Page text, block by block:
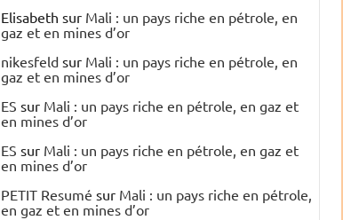
Elisabeth sur Mali : un pays riche en pétrole, en
gaz et en mines d’or
nikesfeld sur Mali : un pays riche en pétrole, en
gaz et en mines d’or
ES sur Mali : un pays riche en pétrole, en gaz et
en mines d’or
ES sur Mali : un pays riche en pétrole, en gaz et
en mines d’or
PETIT Resumé sur Mali : un pays riche en pétrole,
en gaz et en mines d’or